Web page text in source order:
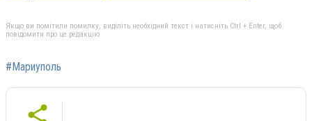
Якщо ви помітили помилку, виділіть необхідний текст і натисніть Ctrl + Enter, щоб
повідомити про це редакцію
#Мариуполь